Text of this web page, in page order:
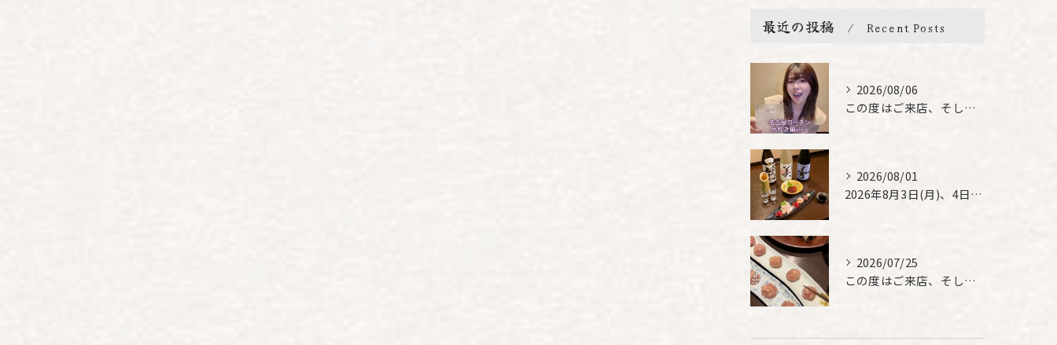
最近の投稿 Recent Posts
2026/08/06
この度はご来店、そして素敵なご紹介誠にありがとうございます✨...
2026/08/01
2026年8月3日(月)、4日(火)は、臨時休業させて頂きま...
2026/07/25
この度はご来店、そして素敵なご紹介誠にありがとうございます✨...